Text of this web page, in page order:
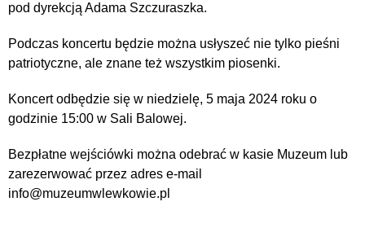
pod dyrekcją Adama Szczuraszka.
Podczas koncertu będzie można usłyszeć nie tylko pieśni
patriotyczne, ale znane też wszystkim piosenki.
Koncert odbędzie się w niedzielę, 5 maja 2024 roku o
godzinie 15:00 w Sali Balowej.
Bezpłatne wejściówki można odebrać w kasie Muzeum lub
zarezerwować przez adres e-mail
info@muzeumwlewkowie.pl